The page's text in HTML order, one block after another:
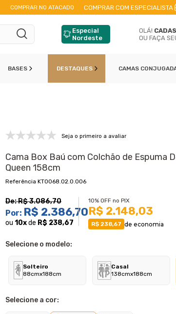
PARCELE EM ATÉ 10XNO CARTÃO DE
COMPRAR NO ATACADO COMPRAR COM ESPECIALISTA
Especial
Nordeste
OLÁ!
OU FAÇA
BASES DESTAQUES CAMAS
Seja o primeiro a avaliar
Cama Box Baú com Colchão de Espuma
Queen 158cm
KT0068.02.0.006
De:R$ 3.086,70
Por: R$ 2.386,70
ou 10xde R$ 238,67
10% OFF no PIX
R$ 2.148,03
R$ 238,67 de economia
Selecione o modelo:
Solteiro
88cmx188cm
Casal
138cmx188cm
Selecione a cor: